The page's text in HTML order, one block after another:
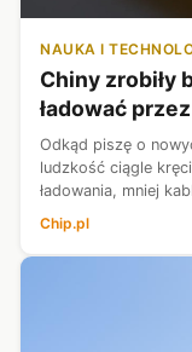
NAUKA I
Chiny zrobiły
ładować
Odkąd piszę o
ludzkość ciągle
ładowania, mniej
które po prostu
samoistnego rozła...
Chip.pl